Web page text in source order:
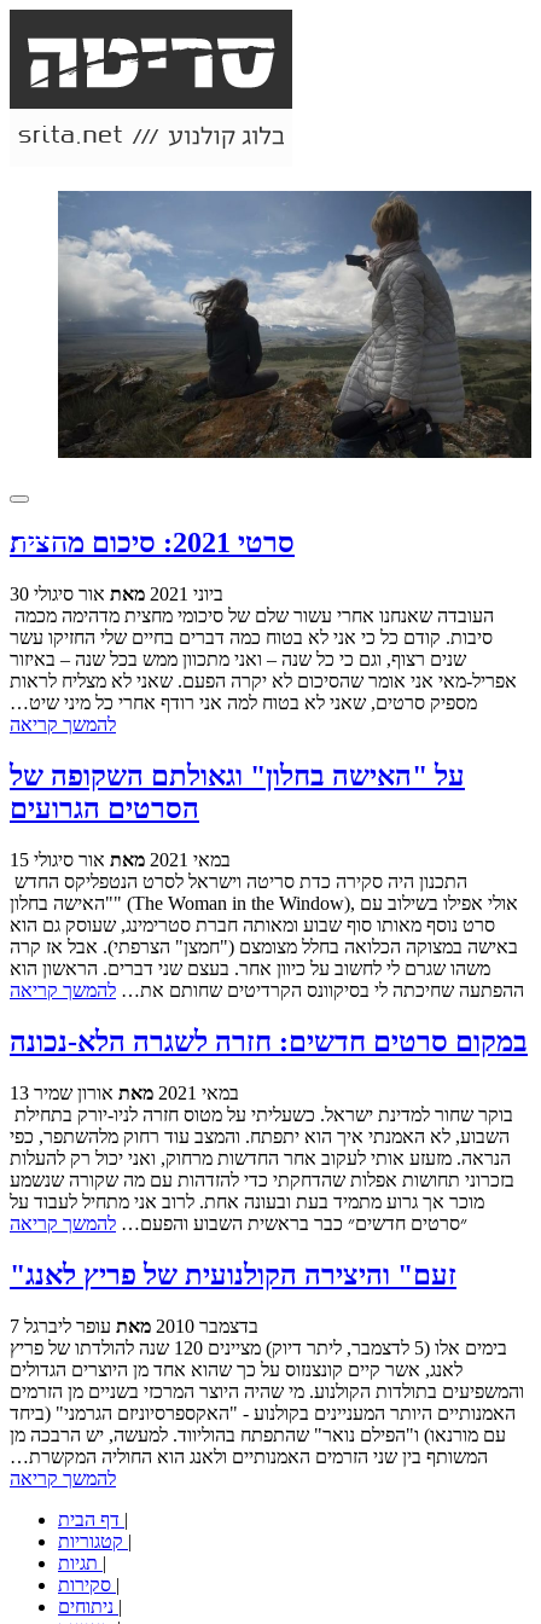
סרטי 2021: סיכום מחצית
30 ביוני 2021 מאת אור סיגולי
סיבות. קודם כל כי אני לא בטוח כמה דברים בחיים שלי החזיקו עשר
שנים רצוף, וגם כי כל שנה – ואני מתכוון ממש בכל שנה – באיזור
אפריל-מאי אני אומר שהסיכום לא יקרה הפעם. שאני לא מצליח לראות
מספיק סרטים, שאני לא בטוח למה אני רודף אחרי כל מיני שיט…
להמשך קריאה
על "האישה בחלון" וגאולתם השקופה של
הסרטים הגרועים
15 במאי 2021 מאת אור סיגולי
"האישה בחלון" (The Woman in the Window), אולי אפילו בשילוב עם
סרט נוסף מאותו סוף שבוע ומאותה חברת סטרימינג, שעוסק גם הוא
באישה במצוקה הכלואה בחלל מצומצם ("חמצן" הצרפתי). אבל אז קרה
משהו שגרם לי לחשוב על כיוון אחר. בעצם שני דברים. הראשון הוא
ההפתעה שחיכתה לי בסיקוונס הקרדיטים שחותם את… להמשך קריאה
במקום סרטים חדשים: חזרה לשגרה הלא-נכונה
13 במאי 2021 מאת אורון שמיר
השבוע, לא האמנתי איך הוא יתפתח. והמצב עוד רחוק מלהשתפר, כפי
הנראה. מזעזע אותי לעקוב אחר החדשות מרחוק, ואני יכול רק להעלות
בזכרוני תחושות אפלות שהדחקתי כדי להזדהות עם מה שקורה שנשמע
מוכר אך גרוע מתמיד בעת ובעונה אחת. לרוב אני מתחיל לעבוד על
״סרטים חדשים״ כבר בראשית השבוע והפעם… להמשך קריאה
"זעם" והיצירה הקולנועית של פריץ לאנג
7 בדצמבר 2010 מאת עופר ליברגל
בימים אלו (5 לדצמבר, ליתר דיוק) מציינים 120 שנה להולדתו של פריץ
לאנג, אשר קיים קונצנזוס על כך שהוא אחד מן היוצרים הגדולים
והמשפיעים בתולדות הקולנוע. מי שהיה היוצר המרכזי בשניים מן הזרמים
האמנותיים היותר המעניינים בקולנוע - "האקספרסיוניזם הגרמני" (ביחד
עם מורנאו) ו"הפילם נואר" שהתפתח בהוליווד. למעשה, יש הרבכה מן
המשותף בין שני הזרמים האמנותיים ולאנג הוא החוליה המקשרת…
להמשך קריאה
|
|
|
|
|